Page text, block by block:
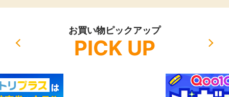
お買い物ピックアップ
PICK UP